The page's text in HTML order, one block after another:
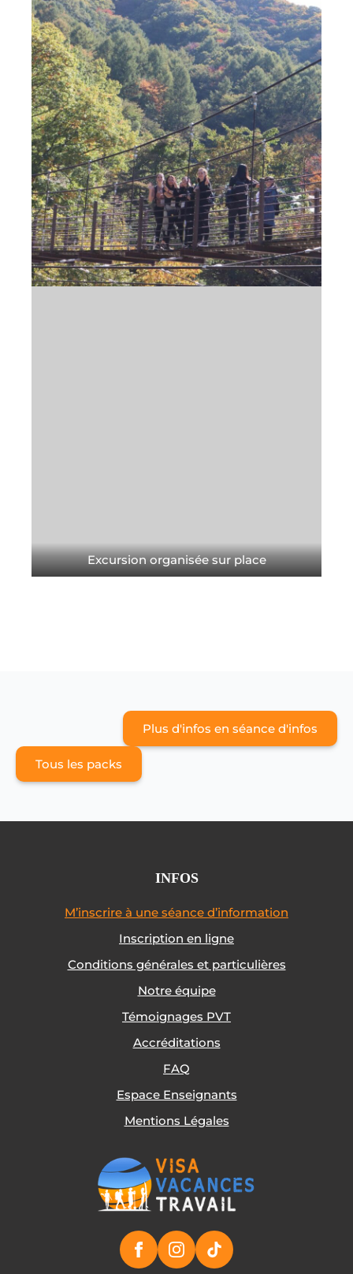
Excursion organisée sur place
Plus d'infos en séance d'infos
Tous les packs
INFOS
M’inscrire à une séance d’information
Inscription en ligne
Conditions générales et particulières
Notre équipe
Témoignages PVT
Accréditations
FAQ
Espace Enseignants
Mentions Légales